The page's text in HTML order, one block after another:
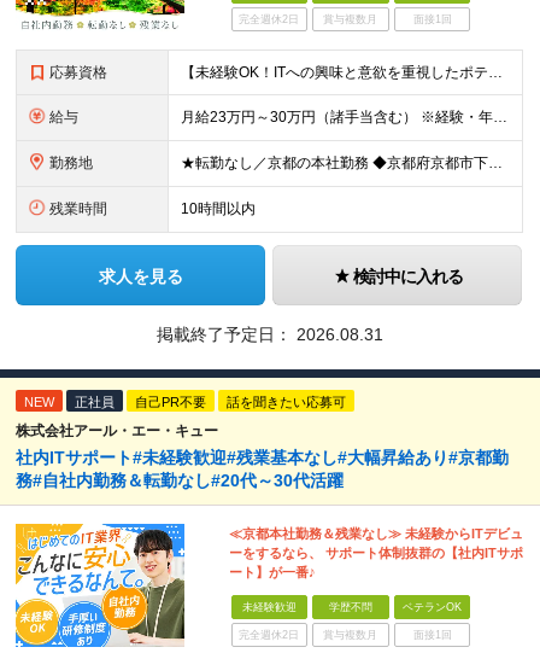
完全週休2日 賞与複数月 面接1回
応募資格 【未経験OK！ITへの興味と意欲を重視したポテンシャル採用です！】 ●未経験・知識がなくてもITへの関心や興味があればOK！ ●学歴不問 ＼前職での経験や業界は一切不問！／ □「昔からパソコンを触る
給与 月給23万円～30万円（諸手当含む） ※経験・年齢・スキルなどを考慮の上、当社規定により優遇いたします。 ※残業は基本発生しませんが、発生した場合は時間外手当を全額別途支給します。 ※試用期間2ヶ月
勤務地 ★転勤なし／京都の本社勤務 ◆京都府京都市下京区五条通寺町西入ル御影堂町16-21 京都建物ビル2F ┗「清水五条」駅徒歩2分 ＼配属部署は温かい職場です♪／ 平均年齢は28歳で、若手も多く在籍し
残業時間 10時間以内
求人を見る 検討中に入れる
掲載終了予定日： 2026.08.31
NEW 正社員 自己PR不要 話を聞きたい応募可
株式会社アール・エー・キュー
社内ITサポート#未経験歓迎#残業基本なし#大幅昇給あり#京都勤
務#自社内勤務＆転勤なし#20代～30代活躍
≪京都本社勤務＆残業なし≫ 未経験からITデビュ
ーをするなら、 サポート体制抜群の【社内ITサポ
ート】が一番♪
未経験歓迎 学歴不問 ベテランOK
完全週休2日 賞与複数月 面接1回